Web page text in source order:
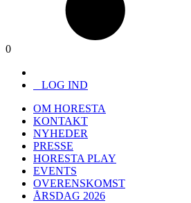
0
LOG IND
OM HORESTA
KONTAKT
NYHEDER
PRESSE
HORESTA PLAY
EVENTS
OVERENSKOMST
ÅRSDAG 2026